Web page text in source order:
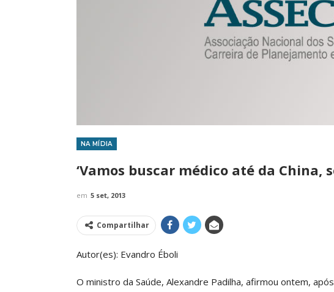
NA MÍDIA
‘Vamos buscar médico até da China,
em 5 set, 2013
Compartilhar
Autor(es): Evandro Éboli
O ministro da Saúde, Alexandre Padilha, afirmou ontem,